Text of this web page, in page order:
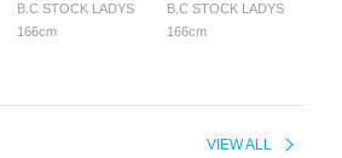
B.C STOCK LADYS
166cm
B.C STOCK LADYS
166cm
VIEW ALL